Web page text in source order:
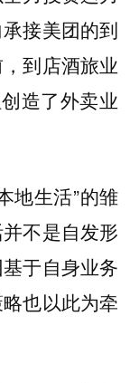
接美团的到
到店酒旅业
造了外卖业
地生活”的雏
不是自发形
于自身业务
也以此为牵